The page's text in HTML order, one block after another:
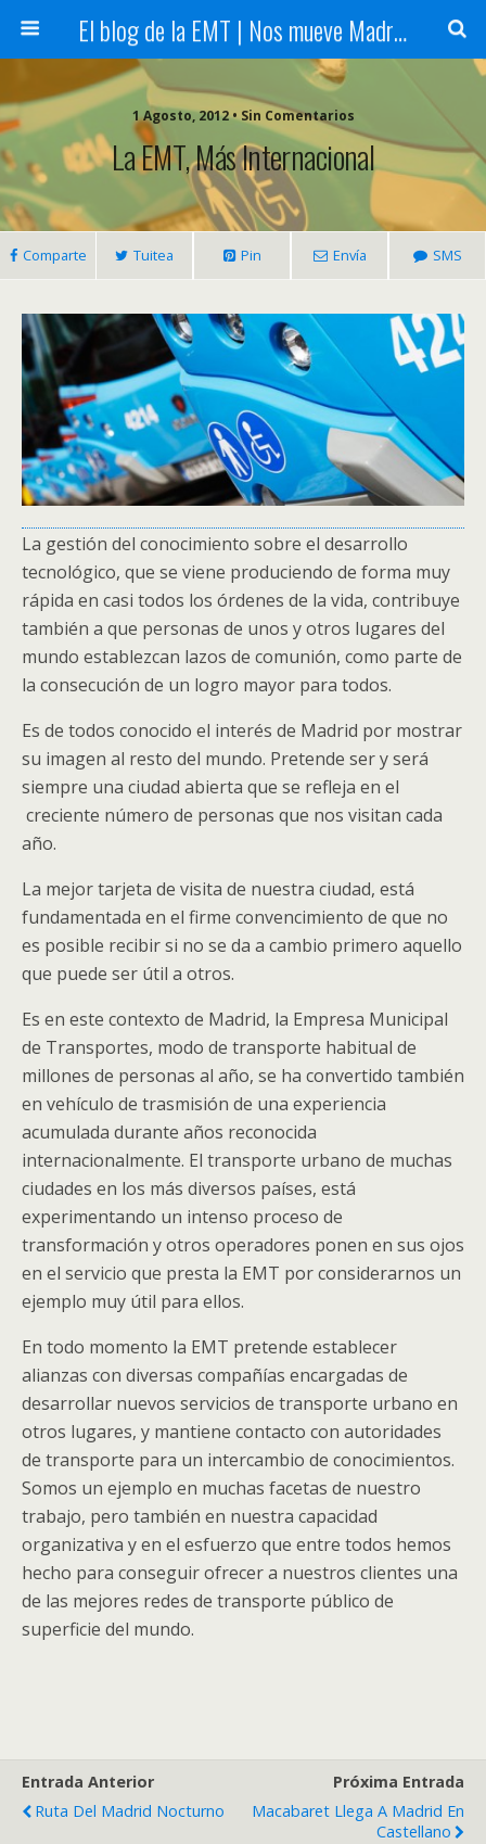
El blog de la EMT | Nos mueve Madrid
1 Agosto, 2012 • Sin Comentarios
La EMT, Más Internacional
Comparte Tuitea Pin Envía SMS
La gestión del conocimiento sobre el desarrollo
tecnológico, que se viene produciendo de forma muy
rápida en casi todos los órdenes de la vida, contribuye
también a que personas de unos y otros lugares del
mundo establezcan lazos de comunión, como parte de
la consecución de un logro mayor para todos.
Es de todos conocido el interés de Madrid por mostrar
su imagen al resto del mundo. Pretende ser y será
siempre una ciudad abierta que se refleja en el
creciente número de personas que nos visitan cada
año.
La mejor tarjeta de visita de nuestra ciudad, está
fundamentada en el firme convencimiento de que no
es posible recibir si no se da a cambio primero aquello
que puede ser útil a otros.
Es en este contexto de Madrid, la Empresa Municipal
de Transportes, modo de transporte habitual de
millones de personas al año, se ha convertido también
en vehículo de trasmisión de una experiencia
acumulada durante años reconocida
internacionalmente. El transporte urbano de muchas
ciudades en los más diversos países, está
experimentando un intenso proceso de
transformación y otros operadores ponen en sus ojos
en el servicio que presta la EMT por considerarnos un
ejemplo muy útil para ellos.
En todo momento la EMT pretende establecer
alianzas con diversas compañías encargadas de
desarrollar nuevos servicios de transporte urbano en
otros lugares, y mantiene contacto con autoridades
de transporte para un intercambio de conocimientos.
Somos un ejemplo en muchas facetas de nuestro
trabajo, pero también en nuestra capacidad
organizativa y en el esfuerzo que entre todos hemos
hecho para conseguir ofrecer a nuestros clientes una
de las mejores redes de transporte público de
superficie del mundo.
Entrada Anterior
Ruta Del Madrid Nocturno
Próxima Entrada
Macabaret Llega A Madrid En
Castellano